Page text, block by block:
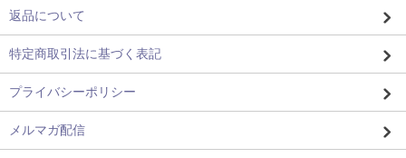
返品について
特定商取引法に基づく表記
プライバシーポリシー
メルマガ配信